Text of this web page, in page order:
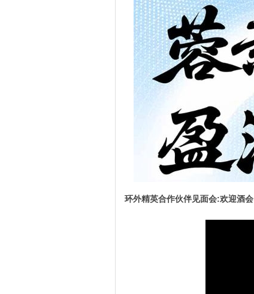
环外精英合作伙伴见面会:欢迎酒会